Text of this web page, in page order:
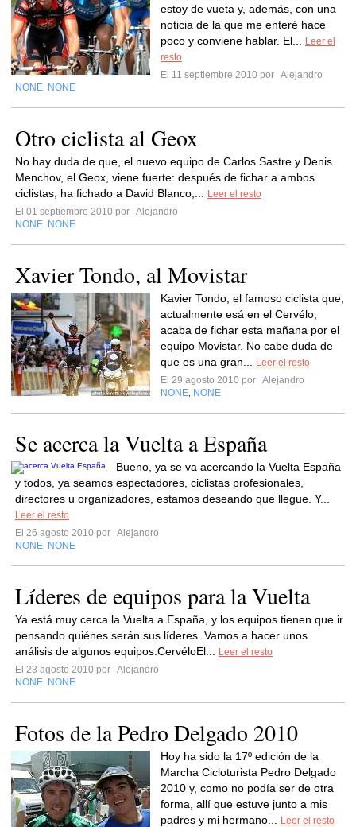
estoy de vueta y, además, con una
noticia de la que me enteré hace
poco y conviene hablar. El...
Leer el
resto
El 11 septiembre 2010 por Alejandro
NONE NONE
Otro ciclista al Geox
No hay duda de que, el nuevo equipo de Carlos Sastre y Denis
Menchov, el Geox, viene fuerte: después de fichar a ambos
ciclistas, ha fichado a David Blanco,...
Leer el resto
El 01 septiembre 2010 por Alejandro
NONE NONE
Xavier Tondo, al Movistar
Kavier Tondo, el famoso ciclista que,
actualmente esá en el Cervélo,
acaba de fichar esta mañana por el
equipo Movistar. No cabe duda de
que es una gran...
Leer el resto
El 29 agosto 2010 por Alejandro
NONE NONE
Se acerca la Vuelta a España
Bueno, ya se va acercando la Vuelta España
y todos, ya seamos espectadores, ciclistas profesionales,
directores u organizadores, estamos deseando que llegue. Y...
Leer el resto
El 26 agosto 2010 por Alejandro
NONE NONE
Líderes de equipos para la Vuelta
Ya está muy cerca la Vuelta a España, y los equipos tienen que ir
pensando quiénes serán sus líderes. Vamos a hacer unos
análisis de algunos equipos.CervéloEl...
Leer el resto
El 23 agosto 2010 por Alejandro
NONE NONE
Fotos de la Pedro Delgado 2010
Hoy ha sido la 17º edición de la
Marcha Cicloturista Pedro Delgado
2010 y, como no podía ser de otra
forma, allí que estuve junto a mis
padres y mi hermano...
Leer el resto